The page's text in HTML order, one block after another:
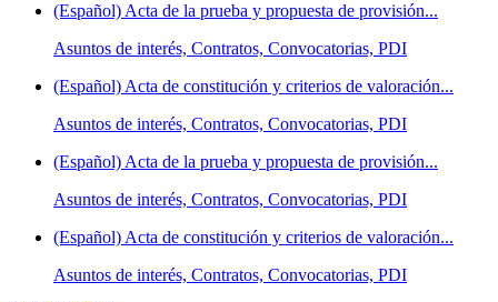
(Español) Acta de la prueba y propuesta de provisión...
Asuntos de interés, Contratos, Convocatorias, PDI
(Español) Acta de constitución y criterios de valoración...
Asuntos de interés, Contratos, Convocatorias, PDI
(Español) Acta de la prueba y propuesta de provisión...
Asuntos de interés, Contratos, Convocatorias, PDI
(Español) Acta de constitución y criterios de valoración...
Asuntos de interés, Contratos, Convocatorias, PDI